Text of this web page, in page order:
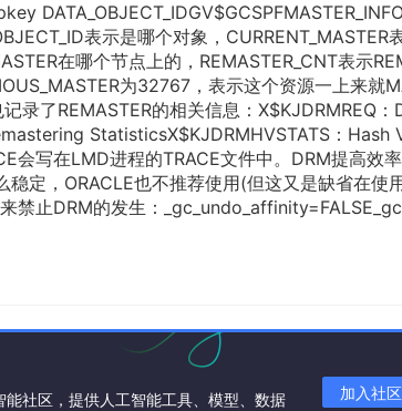
表示是哪个对象，CURRENT_MASTER
在哪个节点上的，REMASTER_CNT表示
为32767，表示这个资源一上来就
录了REMASTER的相关信息：X$KJDRMREQ：
StatisticsX$KJDRMHVSTATS：Hash
会写在LMD进程的TRACE文件中。DRM提高效
定，ORACLE也不推荐使用(但这又是缺省在使
禁止DRM的发生：
社区，提供人工智能工具、模型、数据
加入社区